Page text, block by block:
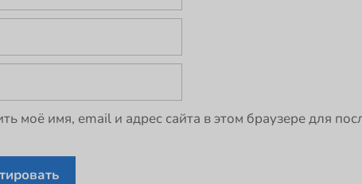
моё имя, email и адрес сайта в этом браузере для